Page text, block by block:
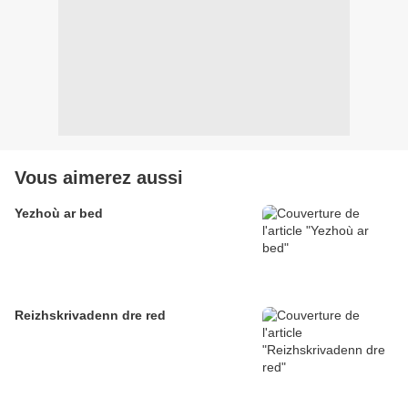
Vous aimerez aussi
Yezhoù ar bed
Reizhskrivadenn dre red